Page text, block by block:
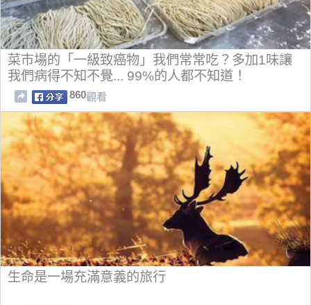
菜市場的「一級致癌物」我們常常吃？多加1味讓
我們病得不知不覺... 99%的人都不知道！
860觀看
生命是一場充滿意義的旅行